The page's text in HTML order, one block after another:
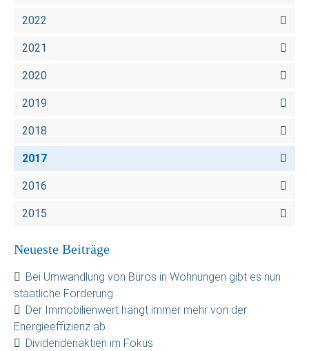
2022
2021
2020
2019
2018
2017
2016
2015
Neueste Beiträge
Bei Umwandlung von Büros in Wohnungen gibt es nun
staatliche Förderung
Der Immobilienwert hängt immer mehr von der
Energieeffizienz ab
Dividendenaktien im Fokus